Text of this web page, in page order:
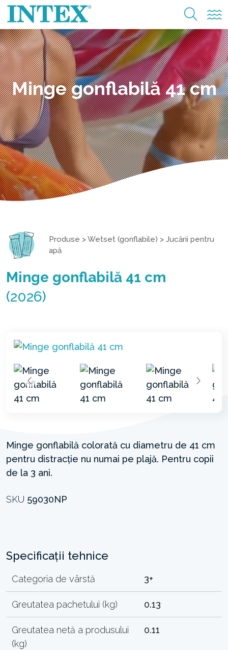
Minge gonflabilă 41 cm
Produse >Wetset (gonflabile) > Jucării pentru
apă
Minge gonflabilă 41 cm
(2026)
Minge gonflabilă colorată cu diametru de 41 cm
pentru distracție nu numai pe plajă. Pentru copii
de la 3 ani.
SKU 59030NP
Specificații tehnice
Categoria de vârstă 3+
Greutatea pachetului (kg) 0.13
Greutatea netă a produsului
(kg)
0.11